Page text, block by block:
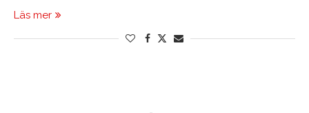
Läs mer